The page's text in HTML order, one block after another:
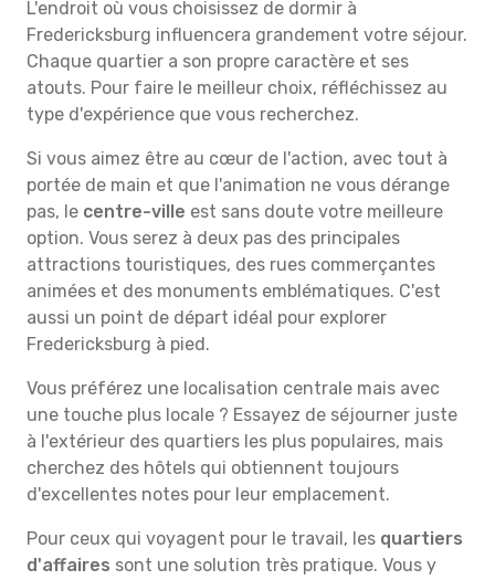
L'endroit où vous choisissez de dormir à
Fredericksburg influencera grandement votre séjour.
Chaque quartier a son propre caractère et ses
atouts. Pour faire le meilleur choix, réfléchissez au
type d'expérience que vous recherchez.
Si vous aimez être au cœur de l'action, avec tout à
portée de main et que l'animation ne vous dérange
pas, le centre-ville est sans doute votre meilleure
option. Vous serez à deux pas des principales
attractions touristiques, des rues commerçantes
animées et des monuments emblématiques. C'est
aussi un point de départ idéal pour explorer
Fredericksburg à pied.
Vous préférez une localisation centrale mais avec
une touche plus locale ? Essayez de séjourner juste
à l'extérieur des quartiers les plus populaires, mais
cherchez des hôtels qui obtiennent toujours
d'excellentes notes pour leur emplacement.
Pour ceux qui voyagent pour le travail, les quartiers
d'affaires sont une solution très pratique. Vous y